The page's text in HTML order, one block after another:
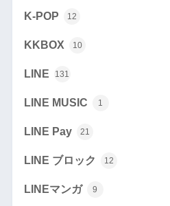
K-POP 12
KKBOX 10
LINE 131
LINE MUSIC 1
LINE Pay 21
LINE ブロック 12
LINEマンガ 9